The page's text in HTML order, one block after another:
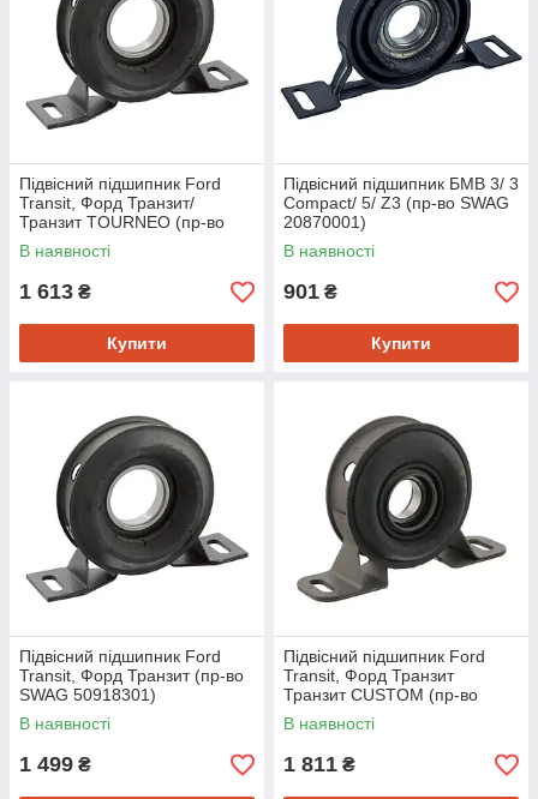
Підвісний підшипник Ford
Transit, Форд Транзит/
Транзит TOURNEO (пр-во
FEBI 18301)
В наявності
1 613 ₴
Купити
Підвісний підшипник БМВ 3/ 3
Compact/ 5/ Z3 (пр-во SWAG
20870001)
В наявності
901 ₴
Купити
Підвісний підшипник Ford
Transit, Форд Транзит (пр-во
SWAG 50918301)
В наявності
1 499 ₴
Підвісний підшипник Ford
Transit, Форд Транзит
Транзит CUSTOM (пр-во
FEBI 18300)
В наявності
1 811 ₴